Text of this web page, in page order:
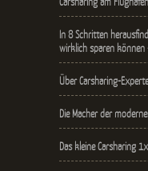
In 8 Schritten
wirklich sparen können
Über Carsharing-
Die Macher der
Das kleine Carsharing